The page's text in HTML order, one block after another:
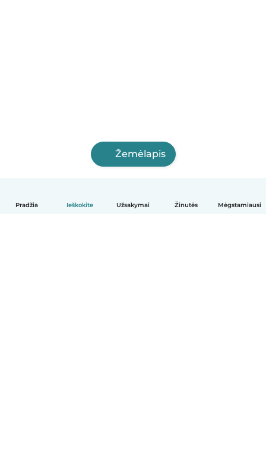
Pradžia Ieškokite Užsakymai Žinutės Mėgstamiausi
Žemėlapis